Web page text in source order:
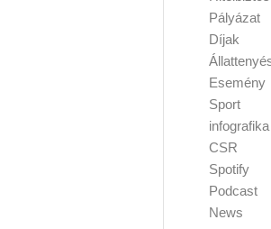
Pályázat
Díjak
Esemény
Sport
infografika
CSR
Spotify
Podcast
News